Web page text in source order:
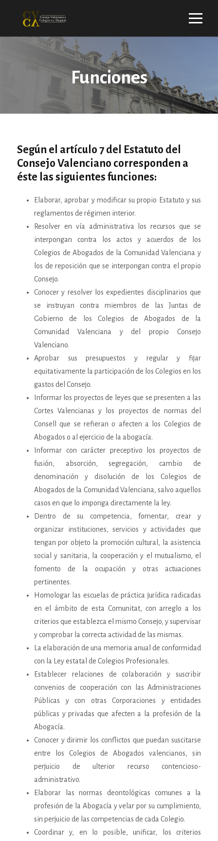
Funciones
Según el artículo 7 del Estatuto del
Consejo Valenciano corresponden a
éste las siguientes funciones:
Elaborar, aprobar y modificar su propio Estatuto y sus
reglamentos de régimen interior.
Resolver en vía administrativa los recursos que se
interpongan contra los actos y acuerdos de los
Colegios de Abogados de la Comunidad Valenciana y
los de reposición que se interpongan contra el propio
Consejo.
Conocer y resolver los expedientes disciplinarios que
se instruyan contra miembros de las Juntas de
Gobierno de los Colegios de Abogados de la
Comunidad Valenciana y del propio Consejo
Valenciano.
Aprobar sus presupuestos y regular y fijar
equitativamente la participación de los Colegios en los
gastos del Consejo.
Informar los proyectos de leyes que se presenten a las
Cortes Valencianas y los proyectos de normas del
Consell que se refieran o afecten a los Colegios de
Abogados o al ejercicio de la abogacía.
Informar con carácter preceptivo los proyectos de
fusión, absorción, segregación, cambio de
denominación y disolución de los Colegios de
Abogados de la Comunidad Valenciana, salvo aquellos
casos en que lo imponga directamente la ley.
Dentro de su competencia, fomentar, crear y
organizar instituciones, servicios y actividades que
tengan por objeto la promoción cultural, la asistencia
social y sanitaria, la cooperación y el mutualismo, el
fomento de la ocupación y otras actuaciones
pertinentes.
Homologar las escuelas de práctica jurídica radicadas
en el ámbito de esta Comunitat, con arreglo a los
criterios que establezca el mismo Consejo, y supervisar
y comprobar la correcta actividad de las mismas.
La elaboración de una memoria anual de conformidad
con la Ley estatal de Colegios Profesionales.
Establecer relaciones de colaboración y suscribir
convenios de cooperación con las Administraciones
Públicas y con otras Corporaciones y entidades
públicas y privadas que afecten a la profesión de la
Abogacía.
Conocer y dirimir los conflictos que puedan suscitarse
entre los Colegios de Abogados valencianos, sin
perjuicio de ulterior recurso contencioso-
administrativo.
Elaborar las normas deontológicas comunes a la
profesión de la Abogacía y velar por su cumplimiento,
sin perjuicio de las competencias de cada Colegio.
Coordinar y, en lo posible, unificar, los criterios